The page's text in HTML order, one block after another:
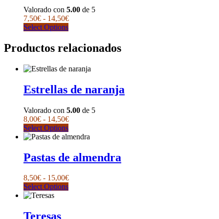
producto
Valorado con 5.00 de 5
7,50€ - 14,50€Rango
desde
7,50€
14,50€
Select OptionsEste
tiene
múltiples
Las
se
pueden
elegir
en
la
página
de
Productos relacionados
Estrellas de naranja
Valorado con 5.00 de 5
8,00€ - 14,50€Rango
precios:
8,00€
hasta
Select OptionsEste
producto
múltiples
variantes.
opciones
se
Pastas de almendra
8,50€ - 15,00€Rango
Select OptionsEste
Teresas